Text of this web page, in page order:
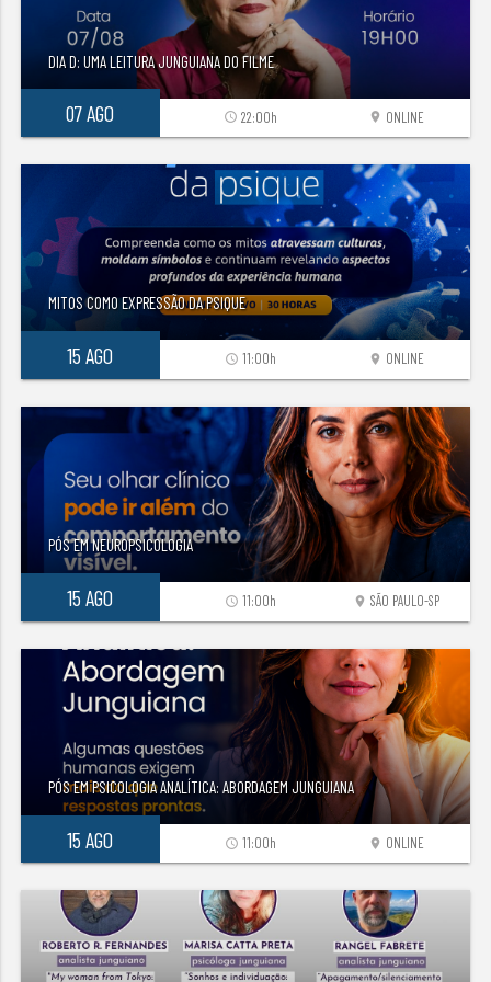
DIA D: UMA LEITURA JUNGUIANA DO FILME
07 AGO location_on ONLINE
access_time 22:00h
MITOS COMO EXPRESSÃO DA PSIQUE
15 AGO location_on ONLINE
access_time 11:00h
PÓS EM NEUROPSICOLOGIA
15 AGO location_on SÃO PAULO-SP
access_time 11:00h
PÓS EM PSICOLOGIA ANALÍTICA: ABORDAGEM JUNGUIANA
15 AGO location_on ONLINE
access_time 11:00h